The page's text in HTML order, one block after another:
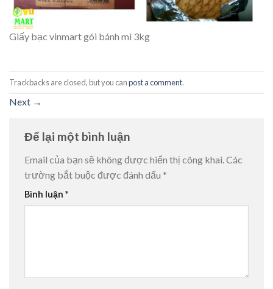
Giấy bạc vinmart gói bánh mì 3kg
Trackbacks are closed, but you canpost a comment.
Next →
Để lại một bình luận
Email của bạn sẽ không được hiển thị công khai.Các
trường bắt buộc được đánh dấu *
Bình luận *